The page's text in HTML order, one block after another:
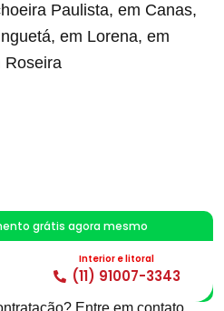
Paulista, em Canas,
em Lorena, em
Roseira
de um serviço?
Entre em contato
grátis agora mesmo
Interior e litoral
(11) 91007-3343